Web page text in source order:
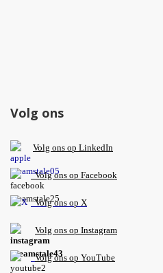
Volg ons
Volg ons op LinkedIn
Volg ons op Facebook
Volg ons op X
Volg ons op Instagram
Volgons op YouTube